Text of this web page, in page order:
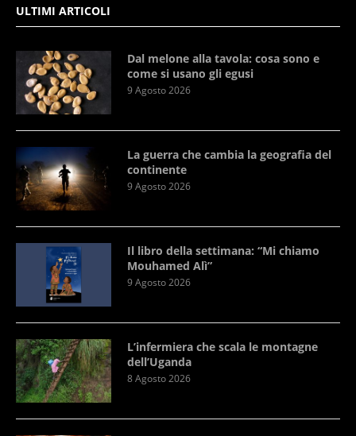
ULTIMI ARTICOLI
Dal melone alla tavola: cosa sono e
come si usano gli egusi
9 Agosto 2026
La guerra che cambia la geografia del
continente
9 Agosto 2026
Il libro della settimana: “Mi chiamo
Mouhamed Alì”
9 Agosto 2026
L’infermiera che scala le montagne
dell’Uganda
8 Agosto 2026